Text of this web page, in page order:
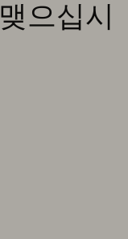
으십시